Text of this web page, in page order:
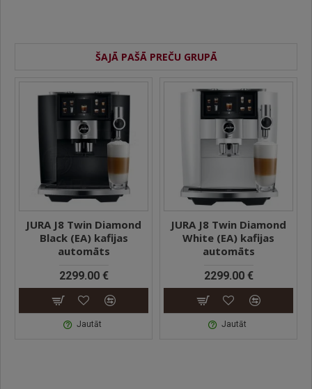
ŠAJĀ PAŠĀ PREČU GRUPĀ
JURA J8 Twin Diamond
Black (EA) kafijas
automāts
2299.00 €
Jautāt
JURA J8 Twin Diamond
White (EA) kafijas
automāts
2299.00 €
Jautāt